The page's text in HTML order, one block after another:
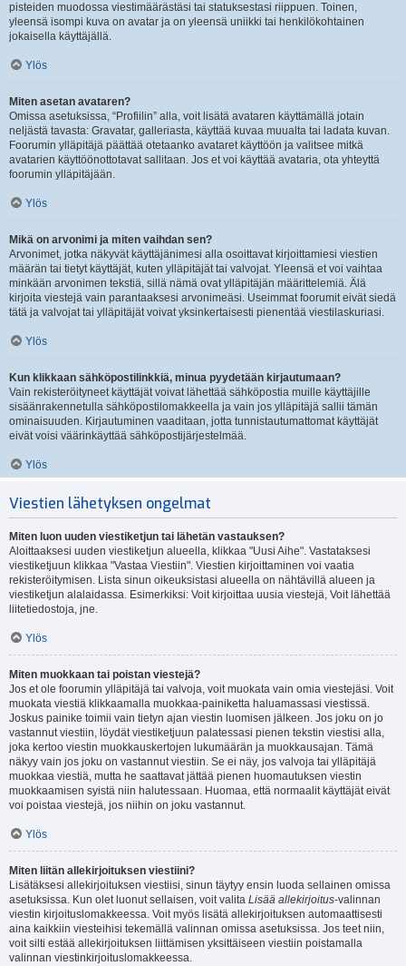
pisteiden muodossa viestimäärästäsi tai statuksestasi riippuen. Toinen,
yleensä isompi kuva on avatar ja on yleensä uniikki tai henkilökohtainen
jokaisella käyttäjällä.
Ylös
Miten asetan avataren?
Omissa asetuksissa, “Profiilin” alla, voit lisätä avataren käyttämällä jotain
neljästä tavasta: Gravatar, galleriasta, käyttää kuvaa muualta tai ladata kuvan.
Foorumin ylläpitäjä päättää otetaanko avataret käyttöön ja valitsee mitkä
avatarien käyttöönottotavat sallitaan. Jos et voi käyttää avataria, ota yhteyttä
foorumin ylläpitäjään.
Ylös
Mikä on arvonimi ja miten vaihdan sen?
Arvonimet, jotka näkyvät käyttäjänimesi alla osoittavat kirjoittamiesi viestien
määrän tai tietyt käyttäjät, kuten ylläpitäjät tai valvojat. Yleensä et voi vaihtaa
minkään arvonimen tekstiä, sillä nämä ovat ylläpitäjän määrittelemiä. Älä
kirjoita viestejä vain parantaaksesi arvonimeäsi. Useimmat foorumit eivät siedä
tätä ja valvojat tai ylläpitäjät voivat yksinkertaisesti pienentää viestilaskuriasi.
Ylös
Kun klikkaan sähköpostilinkkiä, minua pyydetään kirjautumaan?
Vain rekisteröityneet käyttäjät voivat lähettää sähköpostia muille käyttäjille
sisäänrakennetulla sähköpostilomakkeella ja vain jos ylläpitäjä sallii tämän
ominaisuuden. Kirjautuminen vaaditaan, jotta tunnistautumattomat käyttäjät
eivät voisi väärinkäyttää sähköpostijärjestelmää.
Ylös
Viestien lähetyksen ongelmat
Miten luon uuden viestiketjun tai lähetän vastauksen?
Aloittaaksesi uuden viestiketjun alueella, klikkaa "Uusi Aihe". Vastataksesi
viestiketjuun klikkaa "Vastaa Viestiin". Viestien kirjoittaminen voi vaatia
rekisteröitymisen. Lista sinun oikeuksistasi alueella on nähtävillä alueen ja
viestiketjun alalaidassa. Esimerkiksi: Voit kirjoittaa uusia viestejä, Voit lähettää
liitetiedostoja, jne.
Ylös
Miten muokkaan tai poistan viestejä?
Jos et ole foorumin ylläpitäjä tai valvoja, voit muokata vain omia viestejäsi. Voit
muokata viestiä klikkaamalla muokkaa-painiketta haluamassasi viestissä.
Joskus painike toimii vain tietyn ajan viestin luomisen jälkeen. Jos joku on jo
vastannut viestiin, löydät viestiketjuun palatessasi pienen tekstin viestisi alla,
joka kertoo viestin muokkauskertojen lukumäärän ja muokkausajan. Tämä
näkyy vain jos joku on vastannut viestiin. Se ei näy, jos valvoja tai ylläpitäjä
muokkaa viestiä, mutta he saattavat jättää pienen huomautuksen viestin
muokkaamisen syistä niin halutessaan. Huomaa, että normaalit käyttäjät eivät
voi poistaa viestejä, jos niihin on joku vastannut.
Ylös
Miten liitän allekirjoituksen viestiini?
Lisätäksesi allekirjoituksen viestiisi, sinun täytyy ensin luoda sellainen omissa
asetuksissa. Kun olet luonut sellaisen, voit valita Lisää allekirjoitus-valinnan
viestin kirjoituslomakkeessa. Voit myös lisätä allekirjoituksen automaattisesti
aina kaikkiin viesteihisi tekemällä valinnan omissa asetuksissa. Jos teet niin,
voit silti estää allekirjoituksen liittämisen yksittäiseen viestiin poistamalla
valinnan viestinkirjoituslomakkeessa.